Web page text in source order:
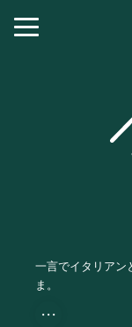
一言でイタリアン
ま。
・・・